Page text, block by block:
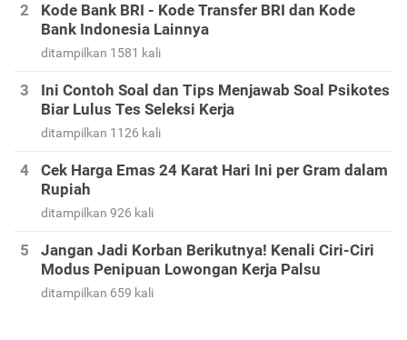
Kode Bank BRI - Kode Transfer BRI dan Kode
Bank Indonesia Lainnya
ditampilkan 1581 kali
Ini Contoh Soal dan Tips Menjawab Soal Psikotes
Biar Lulus Tes Seleksi Kerja
ditampilkan 1126 kali
Cek Harga Emas 24 Karat Hari Ini per Gram dalam
Rupiah
ditampilkan 926 kali
Jangan Jadi Korban Berikutnya! Kenali Ciri-Ciri
Modus Penipuan Lowongan Kerja Palsu
ditampilkan 659 kali